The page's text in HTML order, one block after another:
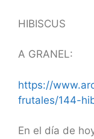
HIBISCUS
A GRANEL:
https://
frutales/144-
En el día de